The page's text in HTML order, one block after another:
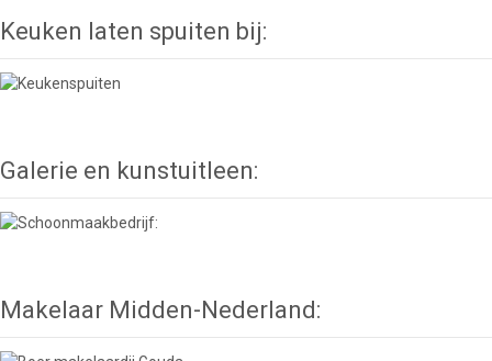
Keuken laten spuiten bij:
Galerie en kunstuitleen:
Makelaar Midden-Nederland: